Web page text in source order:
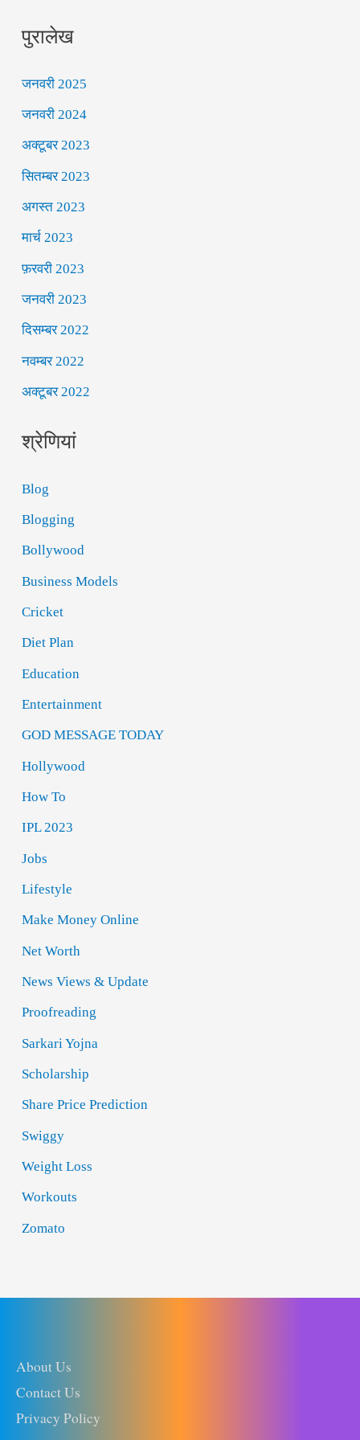
पुरालेख
जनवरी 2025
जनवरी 2024
अक्टूबर 2023
सितम्बर 2023
अगस्त 2023
मार्च 2023
फ़रवरी 2023
जनवरी 2023
दिसम्बर 2022
नवम्बर 2022
अक्टूबर 2022
श्रेणियां
Blog
Blogging
Bollywood
Business Models
Cricket
Diet Plan
Education
Entertainment
GOD MESSAGE TODAY
Hollywood
How To
IPL 2023
Jobs
Lifestyle
Make Money Online
Net Worth
News Views & Update
Proofreading
Sarkari Yojna
Scholarship
Share Price Prediction
Swiggy
Weight Loss
Workouts
Zomato
About Us
Contact Us
Privacy Policy